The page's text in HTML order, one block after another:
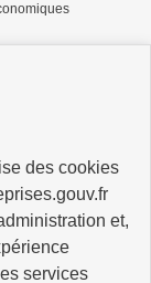
des cookies
et,
services